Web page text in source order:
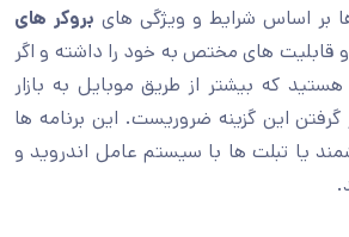
بر اساس شرایط و ویژگی های بروکر های
قابلیت های مختص به خود را داشته و اگر
که بیشتر از طریق موبایل به بازار
این گزینه ضروریست. این برنامه ها
یا تبلت ها با سیستم عامل اندروید و